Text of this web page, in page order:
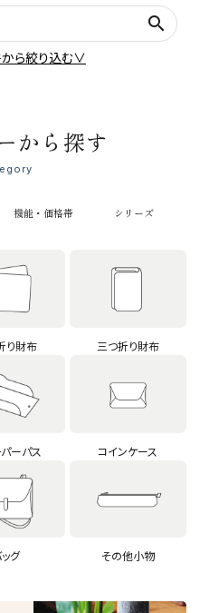
search
ら絞り込む∨
から探す
機能・価格帯 シリーズ
り財布 三つ折り財布
ーパス コインケース
グ その他小物